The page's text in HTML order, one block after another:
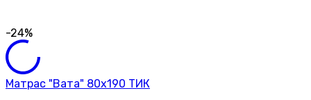
-24%
Матрас "Вата" 80х190 ТИК